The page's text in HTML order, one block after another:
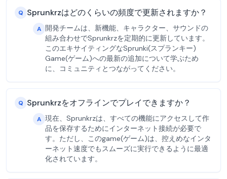
Q Sprunkrzはどのくらいの頻度で更新されますか？
A 開発チームは、新機能、キャラクター、サウンドの
組み合わせでSprunkrzを定期的に更新しています。
このエキサイティングなSprunki(スプランキー)
Game(ゲーム)への最新の追加について学ぶため
に、コミュニティとつながってください。
Q Sprunkrzをオフラインでプレイできますか？
A 現在、Sprunkrzは、すべての機能にアクセスして作
品を保存するためにインターネット接続が必要で
す。ただし、このgame(ゲーム)は、控えめなインタ
ーネット速度でもスムーズに実行できるように最適
化されています。